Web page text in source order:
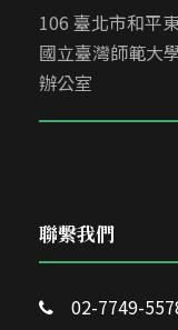
106 臺北市和平
國立臺灣師範大
辦公室
聯繫我們
02-7749-